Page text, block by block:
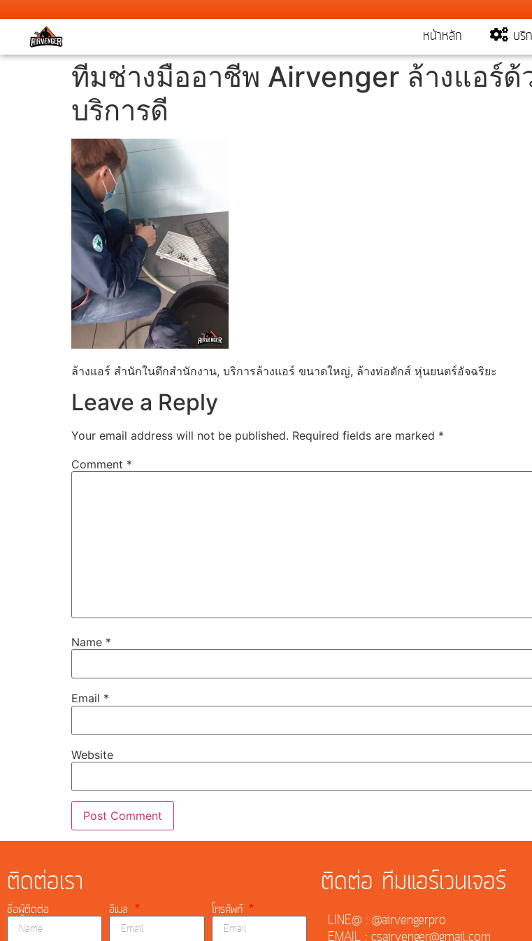
หน้าหลัก บริก
ทีมช่างมืออาชีพ Airvenger ล้างแอร์
บริการดี
ล้างแอร์ สำนักในตึกสำนักงาน, บริการล้างแอร์ ขนาดใหญ่, ล้างท่อดักส์ หุ่นยนตร์อัจฉริยะ
Leave a Reply
Your email address will not be published. Required fields are marked *
Comment *
Name *
Email *
Website
ติดต่อเรา
ชื่อผู้ติดต่อ อีเมล โทรศัพท์
ติดต่อ ทีมแอร์เวนเจอร์
LINE@ : @airvengerpro